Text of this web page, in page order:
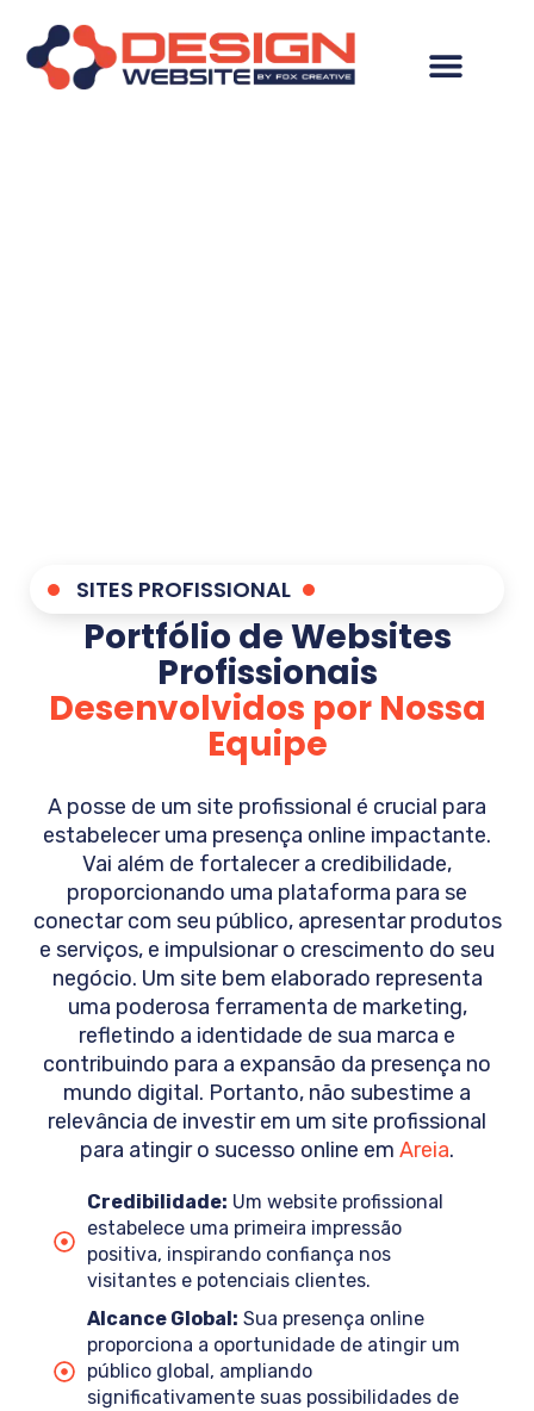
SITES PROFISSIONAL
Portfólio de Websites
Profissionais
Desenvolvidos por Nossa
Equipe
A posse de um site profissional é crucial para
estabelecer uma presença online impactante.
Vai além de fortalecer a credibilidade,
proporcionando uma plataforma para se
conectar com seu público, apresentar produtos
e serviços, e impulsionar o crescimento do seu
negócio. Um site bem elaborado representa
uma poderosa ferramenta de marketing,
refletindo a identidade de sua marca e
contribuindo para a expansão da presença no
mundo digital. Portanto, não subestime a
relevância de investir em um site profissional
para atingir o sucesso online em Areia.
Credibilidade: Um website profissional
estabelece uma primeira impressão
positiva, inspirando confiança nos
visitantes e potenciais clientes.
Alcance Global: Sua presença online
proporciona a oportunidade de atingir um
público global, ampliando
significativamente suas possibilidades de